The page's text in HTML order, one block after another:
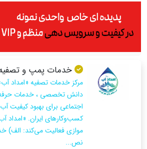
خدمات پمپ و
مرکز خدمات تصفیه «امداد
دانش تخصصی ، خدمات
اجتماعی برای بهبود کیفیت
کسب‌وکارهای ایران. «امداد
موازی فعالیت می‌کند:
نص...